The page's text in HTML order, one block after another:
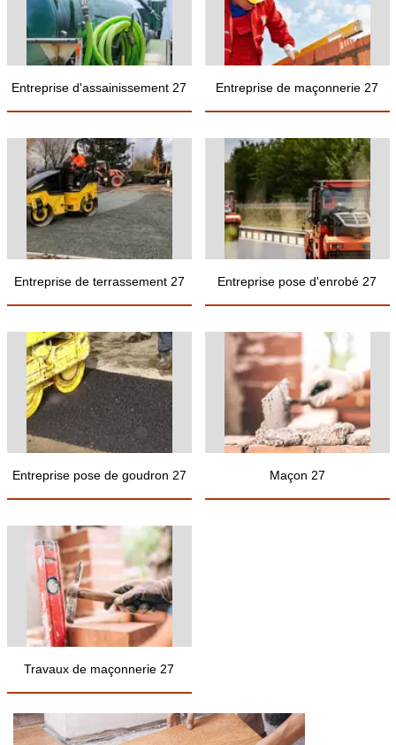
Entreprise d'assainissement 27 Entreprise de maçonnerie 27
Entreprise de terrassement 27 Entreprise pose d'enrobé 27
Entreprise pose de goudron 27 Maçon 27
Travaux de maçonnerie 27